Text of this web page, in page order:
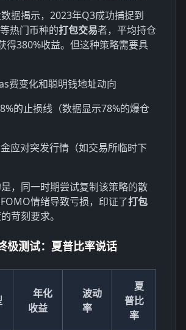
据揭示，2023年Q3成功捕捉到
热门币种的打包交易者，平均持仓
得380%收益。但这种策略需要具
费变化和聪明钱地址动向
的止损线（数据显示78%的爆仓
应对突发行情（如交易所临时下
，同一时期尝试复制该策略的散
情绪导致亏损，印证了打包
苛刻要求。
极测试：夏普比率说话
年化
收益
波动
率
夏
普比
率